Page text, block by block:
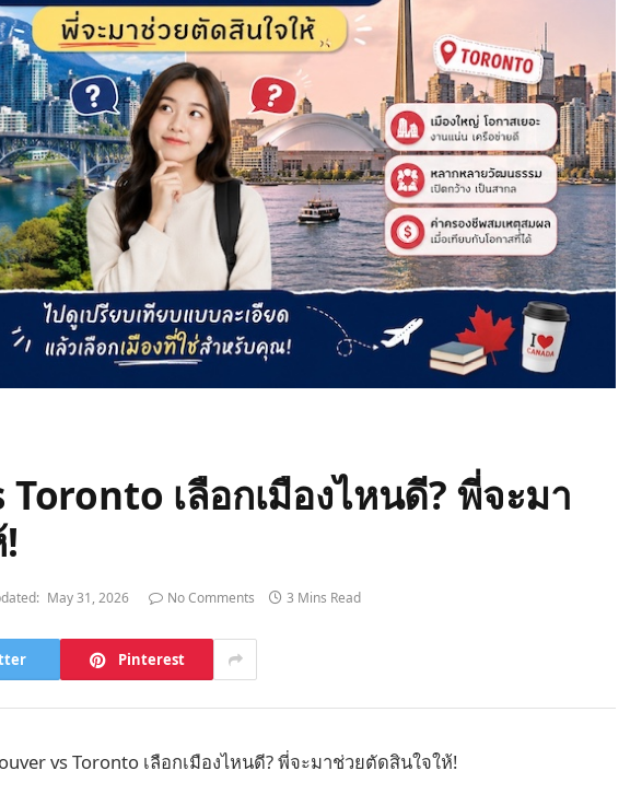
เลือกเมืองไหนดี? พี่จะมา
May 31, 2026 No Comments 3 Mins Read
Pinterest
vs Toronto เลือกเมืองไหนดี? พี่จะมาช่วยตัดสินใจให้!